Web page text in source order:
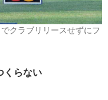
クラブリリースせずにフ
くらない